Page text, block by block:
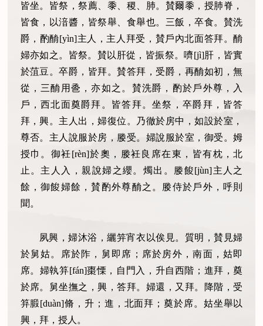
皆坐。皆祭，祭薦、黍、稷、肺。賛爾黍，授肺脊，
皆食，以湆醬，皆祭舉、食舉也。三飯，卒食。賛洗
爵，酌酳[yìn]主人，主人拜受，賛戶內北面答拜。酳
婦亦如之。皆祭。賛以肝從，皆振祭。嚌[jì]肝，皆實
於菹豆。卒爵，皆拜。賛答拜，受爵，再酳如初，無
從，三酳用巹，亦如之。賛洗爵，酌於戶外尊，入
戶，西北面奠爵拜。皆答拜。坐祭，卒爵拜，皆答
拜，興。主人出，婦復位。乃徹於房中，如設於室，
尊否。主人說服於房，媵受。婦說服於室，御受。姆
授巾。御衽[rèn]於奧，媵衽良席在東，皆有枕，北
止。主人入，親說婦之纓。燭出。媵餕[jùn]主人之
餘，御餕婦餘，賛酌外尊酳之。媵侍於戶外，呼則
聞。
夙興，婦沐浴，纚笄宵衣以俟見。質明，賛見婦
於舅姑。席於阼，舅即席；席於房外，南面，姑即
席。婦執笲[fán]棗慄，自門入，升自西階；進拜，奠
於席。舅坐撫之，興，答拜。婦還，又拜。降階，受
笲腶[duàn]脩，升；進，北面拜；奠於席。姑坐舉以
興，拜，授人。